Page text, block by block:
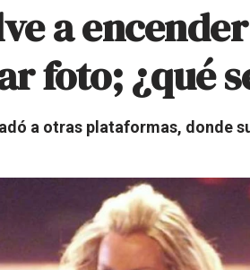
a
foto; ¿qué
a otras plataformas, donde